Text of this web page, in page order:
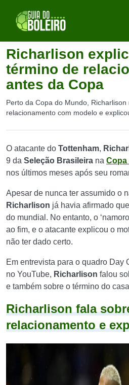
Richarlison
término de
antes da Copa
Perto da Copa do Mundo,
relacionamento com modelo e
O atacante do Tottenham,
9 da Seleção Brasileira na Copa
nos últimos meses após seu
Apesar de nunca ter assumido o
Richarlison já havia afirmado
do mundial. No entanto, o
ao fim, e o atacante explicou o
não ter dado certo.
Em entrevista para o quadro Day
no YouTube, Richarlison falou
e também sobre o término do
Richarlison fala
relacionamento e